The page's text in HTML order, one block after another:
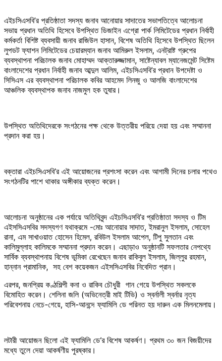
এইচসিএসবি’র প্রতিষ্ঠাতা সদস্য জনাব আনোয়ার সাদাতের সভাপতিত্বে আলোচনা
সভায় প্রধান অতিথি হিসেবে উপস্থিত ডিজাইন এগ্রো পার্ক লিমিটেডের প্রধান নির্বাহী
কর্মকর্তা বিশিষ্ট ব্যবসায়ী জনাব রাজিউল হাসান, বিশেষ অতিথি হিসেবে উপস্থিত ছিলেন
লুপডট ফ্যাশন লিমিটেডের চেয়ারম্যান জনাব আমিরুল ইসলাম, এনট্রাষ্ট গ্রুপের
ব্যবস্থাপনা পরিচালক জনাব মোহাম্মদ আক্তারুজ্জামান, সাষ্টেন্যাবল ম্যানেজমেন্ট সিষ্টেম
বাংলাদেশের প্রধান নির্বাহী জনাব আব্দুল আলিম, এইচসিএসবি’র প্রধান উপদেষ্টা ও
সিসিএস এর ব্যবস্থাপনা পরিচালক কবির আহমেদ লিনজু ও আলজি বাংলাদেশের
আঞ্চলিক ব্যবস্থাপক জনাব নাজমুল হক তুষার।
উপস্থিত অতিথিদেরকে সংগঠনের পক্ষ থেকে উত্তরীয় পরিয়ে দেয়া হয় এবং সম্মাননা
প্রদান করা হয়।
বক্তারা এইচসিএসবি’র এই আয়োজনের প্রশংসা করেন এবং আগামী দিনের চলার পথেও
সংগঠনটির পাশে থাকার অঙ্গীকার ব্যক্ত করেন।
আলোচনা অনুষ্ঠানের এক পর্যায়ে অতিথিবৃন্দ এইচসিএসবি’র প্রতিষ্ঠাতা সদস্য ও টিম
এইসসিএসবির সদস্যগণ যথাক্রমে -মোঃ আনোয়ার সাদাত, ইমরানুল ইসলাম, সোহেল
রানা, এম সাখাওয়াত হোসেন হিমেল, রবিউল ইসলাম আপেল, টিপু সুলতান এবং
কালিমুল্লাহ কালিমকে সম্মাননা প্রদান করেন। এছাড়াও অনুষ্ঠানটি সফলতার নেপথ্যে
সার্বিক ব্যবস্থাপনায় বিশেষ ভূমিকা রেখেছেন জনাব রাকিবুল ইসলাম, জিল্লুর রহমান,
হান্নান প্রামানিক, সহ বেশ কয়েকজন এইসসিএসবির নিবেদিত প্রান।
এরপর, জনপ্রিয় কণ্ঠশিল্পী কনা ও রাকিব চৌধুরী গান গেয়ে উপস্থিত সকলকে
বিমোহিত করেন। শেলিনা জলি (অভিনেত্রী মাই টিভি) ও স্বর্নালী স্বর্নার নৃত্য
পরিবেশনায় নেচে-গেয়ে, হাসি-আনন্দে ফ্যামিলি ডে পরিনত হয় দারুন এক মিলনমেলায়।
লটারী আয়োজন ছিলো এই ফ্যামিলি ডে’র বিশেষ আকর্ষণ। প্রথম ৩০ জন বিজয়ীদের
মধ্যে তুলে দেয়া আকর্ষণীয় পুরষ্কার।